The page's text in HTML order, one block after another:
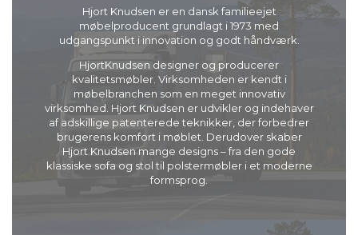
Hjort Knudsen er en dansk familieejet
møbelproducent grundlagt i 1973 med
udgangspunkt i innovation og godt håndværk.
HjortKnudsen designer og producerer
kvalitetsmøbler. Virksomheden er kendt i
møbelbranchen som en meget innovativ
virksomhed. Hjort Knudsen er udvikler og indehaver
af adskillige patenterede teknikker, der forbedrer
brugerens komfort i møblet. Derudover skaber
Hjort Knudsen mange designs – fra den gode
klassiske sofa og stol til polstermøbler i et moderne
formsprog.